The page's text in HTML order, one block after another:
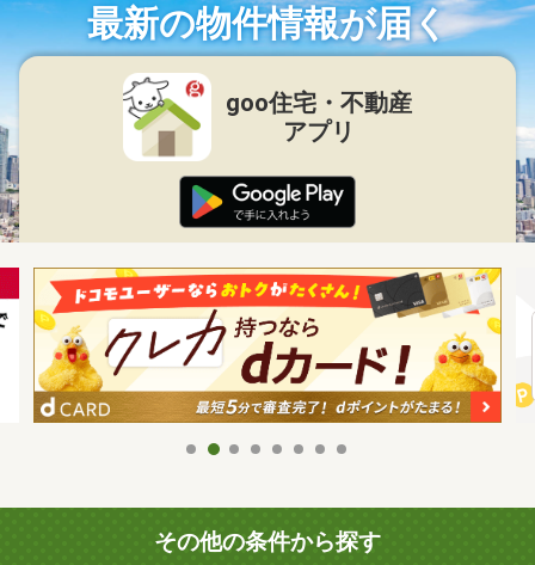
最新の物件情報が届く
goo住宅・不動産
アプリ
その他の条件から探す